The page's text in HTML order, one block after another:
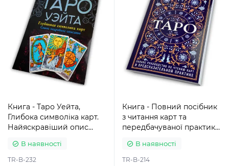
Книга - Таро Уейта,
Глибока символіка карт.
Найяскравіший опис
В наявності
TR-B-232
Книга - Повний посібник
з читання карт та
передбачуваної практики
Фролова)
В наявності
TR-B-214